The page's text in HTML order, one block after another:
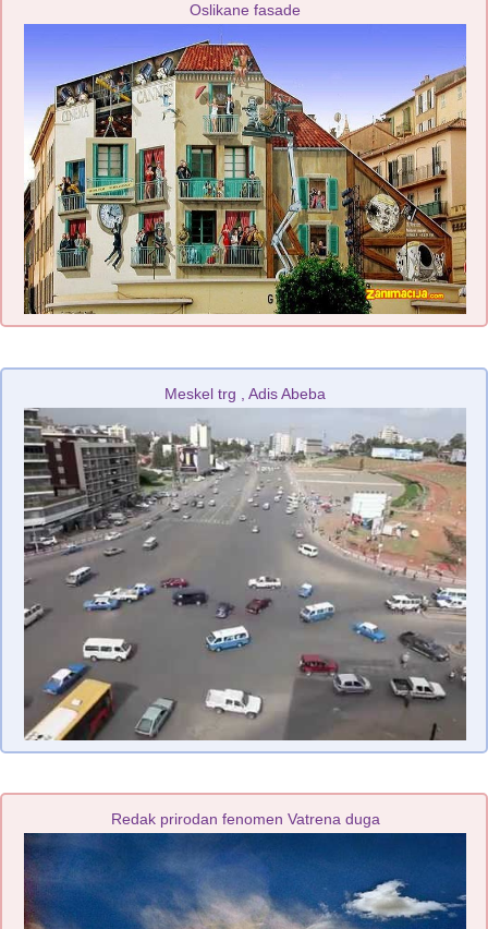
Oslikane fasade
Meskel trg , Adis Abeba
Redak prirodan fenomen Vatrena duga